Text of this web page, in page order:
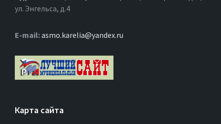
ул. Энгельса, д.4
Е-mail:asmo.karelia@yandex.ru
Карта сайта